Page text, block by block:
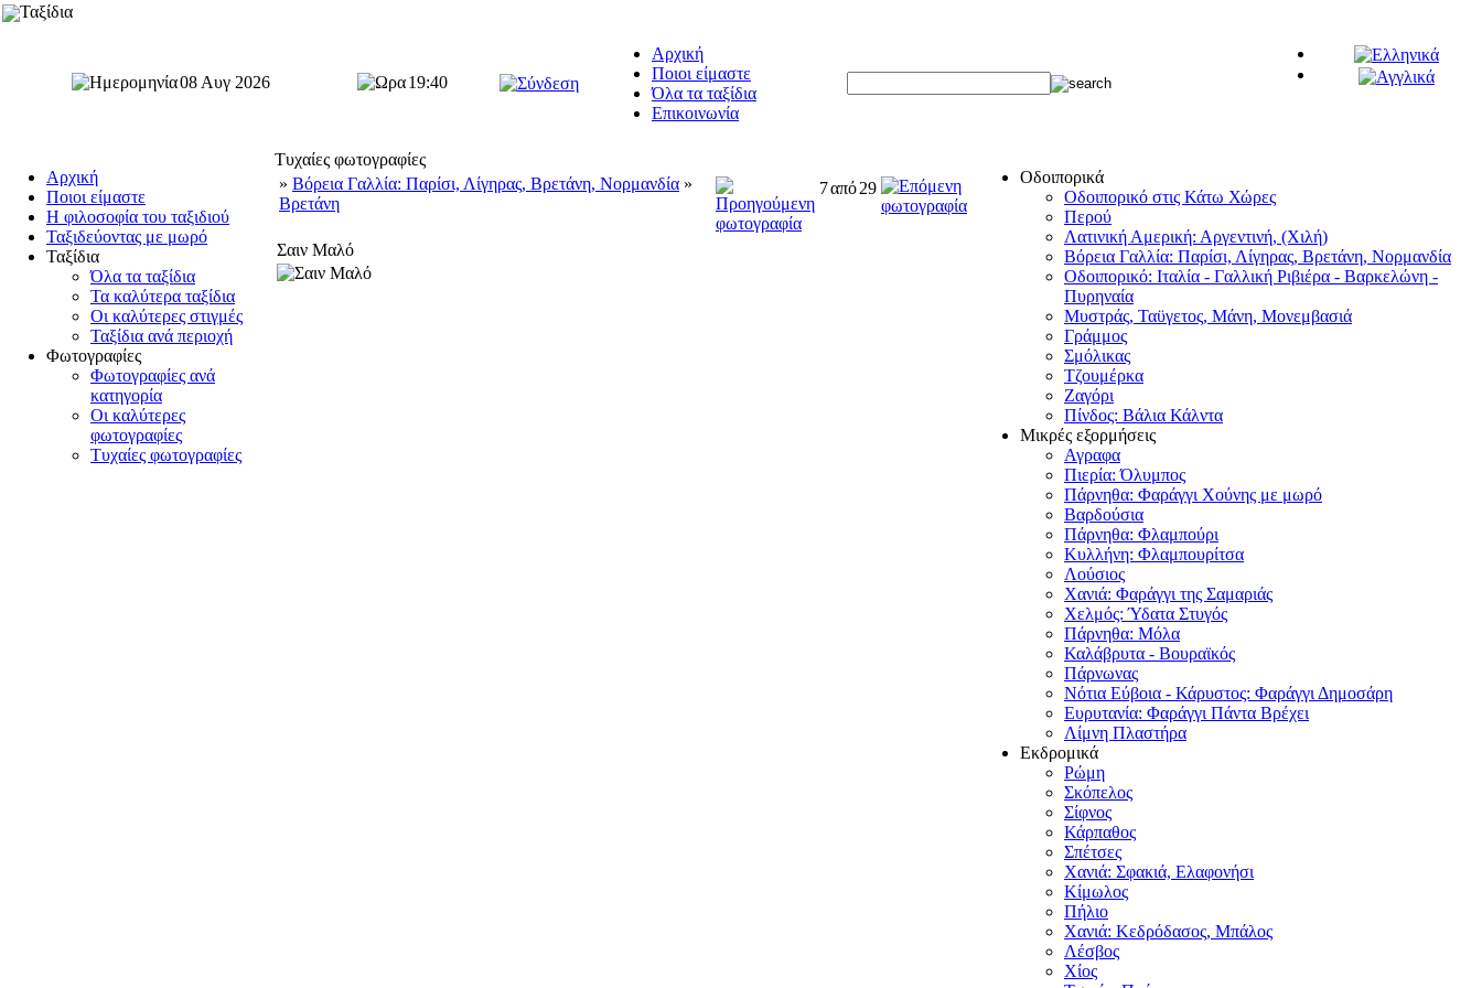
Ταξίδια
08 Αυγ 2026 19:40
Αρχική
Ποιοι είμαστε
Όλα τα ταξίδια
Επικοινωνία
Αρχική
Ποιοι είμαστε
Η φιλοσοφία του ταξιδιού
Ταξιδεύοντας με μωρό
Ταξίδια
Όλα τα ταξίδια
Τα καλύτερα ταξίδια
Οι καλύτερες στιγμές
Ταξίδια ανά περιοχή
Φωτογραφίες
Φωτογραφίες ανά
κατηγορία
Οι καλύτερες
φωτογραφίες
Τυχαίες φωτογραφίες
Τυχαίες φωτογραφίες
» Βόρεια Γαλλία: Παρίσι, Λίγηρας, Βρετάνη, Νορμανδία »
Βρετάνη
7από29
Σαιν Μαλό
Οδοιπορικά
Οδοιπορικό στις Κάτω Χώρες
Περού
Λατινική Αμερική: Αργεντινή, (Χιλή)
Βόρεια Γαλλία: Παρίσι, Λίγηρας, Βρετάνη, Νορμανδία
Οδοιπορικό: Ιταλία - Γαλλική Ριβιέρα - Βαρκελώνη -
Πυρηναία
Μυστράς, Ταϋγετος, Μάνη, Μονεμβασιά
Γράμμος
Σμόλικας
Τζουμέρκα
Ζαγόρι
Πίνδος: Βάλια Κάλντα
Μικρές εξορμήσεις
Αγραφα
Πιερία: Όλυμπος
Πάρνηθα: Φαράγγι Χούνης με μωρό
Βαρδούσια
Πάρνηθα: Φλαμπούρι
Κυλλήνη: Φλαμπουρίτσα
Λούσιος
Χανιά: Φαράγγι της Σαμαριάς
Χελμός: Ύδατα Στυγός
Πάρνηθα: Μόλα
Καλάβρυτα - Βουραϊκός
Πάρνωνας
Νότια Εύβοια - Κάρυστος: Φαράγγι Δημοσάρη
Ευρυτανία: Φαράγγι Πάντα Βρέχει
Λίμνη Πλαστήρα
Εκδρομικά
Ρώμη
Σκόπελος
Σίφνος
Κάρπαθος
Σπέτσες
Χανιά: Σφακιά, Ελαφονήσι
Κίμωλος
Πήλιο
Χανιά: Κεδρόδασος, Μπάλος
Λέσβος
Χίος